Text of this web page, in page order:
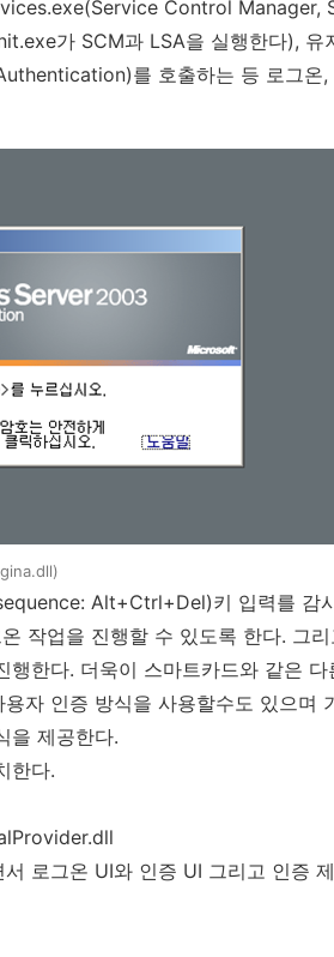
Control Manager,
가 SCM과 LSA을 실행한다), 유
를 호출하는 등 로그온,
Alt+Ctrl+Del)키 입력를 감
작업을 진행할 수 있도록 한다. 그
행한다. 더욱이 스마트카드와 같은 다
용자 인증 방식을 사용할수도 있으며
을 제공한다.
한다.
로그온 UI와 인증 UI 그리고 인증